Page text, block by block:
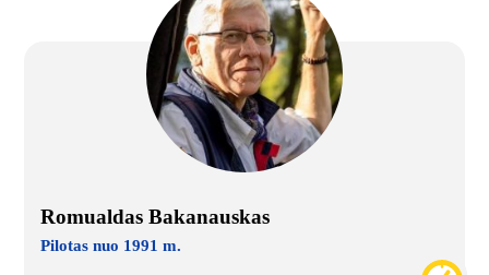
Romualdas Bakanauskas
Pilotas nuo 1991 m.